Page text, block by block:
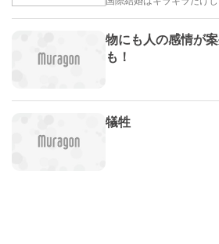
物にも人の感情が
も！
犠牲